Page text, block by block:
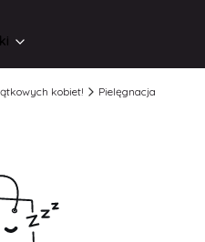
kobiet! Pielęgnacja